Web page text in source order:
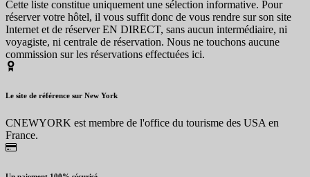
Cette liste constitue uniquement une sélection informative. Pour
réserver votre hôtel, il vous suffit donc de vous rendre sur son site
Internet et de réserver EN DIRECT, sans aucun intermédiaire, ni
voyagiste, ni centrale de réservation. Nous ne touchons aucune
commission sur les réservations effectuées ici.
Le site de référence sur New York
CNEWYORK est membre de l'office du tourisme des USA en
France.